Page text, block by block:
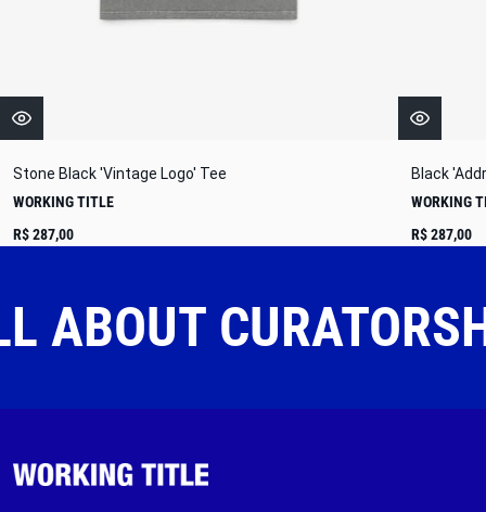
Stone Black 'Vintage Logo' Tee
WORKING TITLE
R$ 287,00
Black
WORKING
R$ 287,00
ABOUT